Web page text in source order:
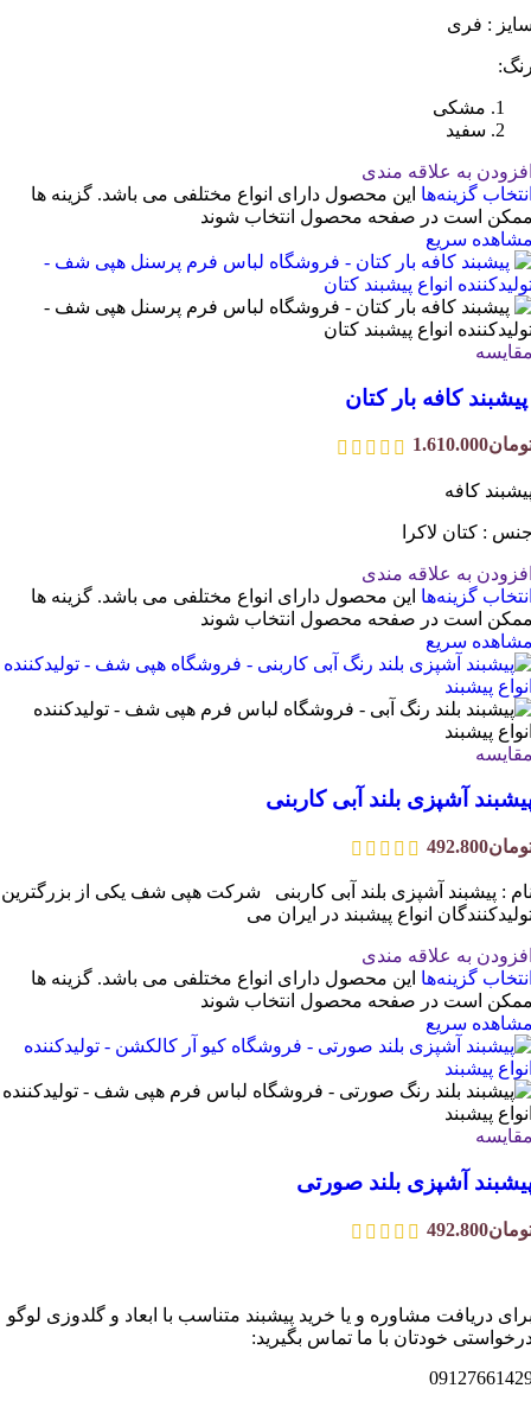
: فری
مشکی
سفید
به علاقه مندی
گزینه‌ها این محصول دارای انواع مختلفی می باشد. گزینه ها
است در صفحه محصول انتخاب شوند
سریع
کافه بار کتان
1.610.000
کافه
: کتان لاکرا
به علاقه مندی
گزینه‌ها این محصول دارای انواع مختلفی می باشد. گزینه ها
است در صفحه محصول انتخاب شوند
سریع
آشپزی بلند آبی کاربنی
492.800
: پیشبند آشپزی بلند آبی کاربنی شرکت هپی شف یکی از بزرگترین
انواع پیشبند در ایران می
به علاقه مندی
گزینه‌ها این محصول دارای انواع مختلفی می باشد. گزینه ها
است در صفحه محصول انتخاب شوند
سریع
آشپزی بلند صورتی
492.800
دریافت مشاوره و یا خرید پیشبند متناسب با ابعاد و گلدوزی لوگو
خودتان با ما تماس بگیرید: